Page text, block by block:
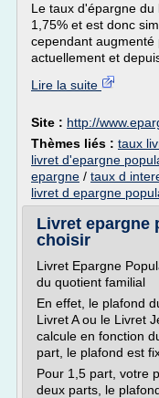
Le taux d'épargne
1,75% et est donc
cependant
actuellement et
Lire la suite
Site : http://
Thèmes liés : taux
livret d'epargne
epargne / taux d
livret d epargne
Livret epargne
choisir
Livret Epargne
du quotient familial
En effet, le plafond
Livret A ou le Livret
calcule en fonction
part, le plafond est
Pour 1,5 part, votre
deux parts, le